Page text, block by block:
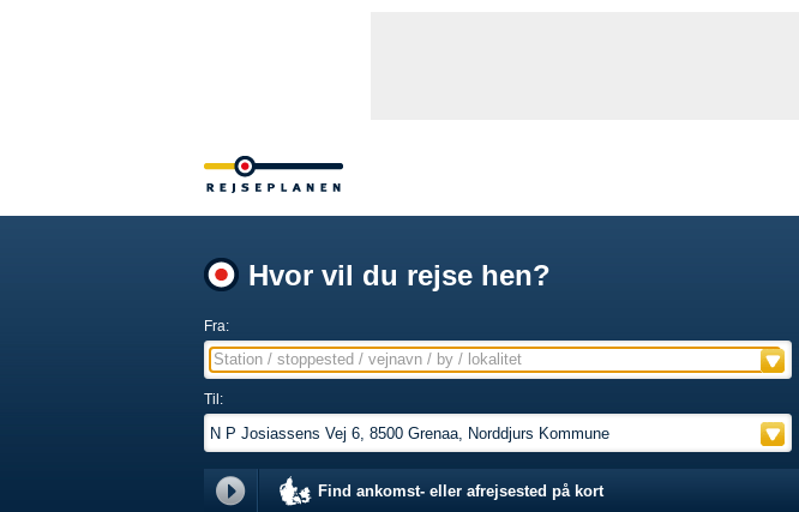
Hvor vil du rejse hen?
Fra:
Station / stoppested / vejnavn / by / lokalitet
Til:
Find ankomst- eller afrejsested på kort